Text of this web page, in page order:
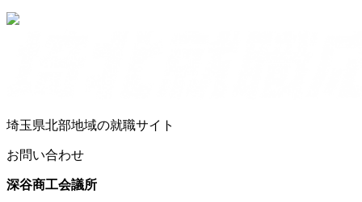
埼玉県北部地域の就職サイト
お問い合わせ
深谷商工会議所